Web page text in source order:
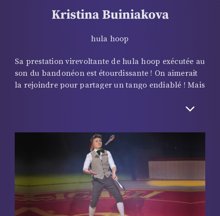
Kristina Buiniakova
hula hoop
Sa prestation virevoltante de hula hoop exécutée au
son du bandonéon est étourdissante ! On aimerait
la rejoindre pour partager un tango endiablé ! Mais
l’espace comme sur une piste de danse. L’artiste ne
entière… Elle joue sur le contraste de sa chevelure
d’ébène et sa robe d’un rouge flamboyant pour
mettre le feu au Cirque d’Hiver.